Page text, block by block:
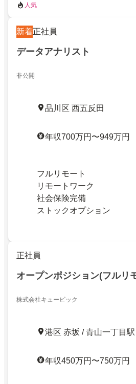
人気
新着正社員
データアナリスト
非公開
品川区 西五反田
年収700万円〜949万円
フルリモート
リモートワーク
社会保険完備
ストックオプション
正社員
オープンポジション(フルリ
株式会社キュービック
港区 赤坂 / 青山一丁目
年収450万円〜750万円